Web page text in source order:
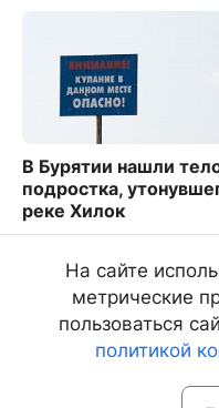
В Бурятии нашли
подростка,
реке Хилок
На сайте
метрические
пользоваться
политикой